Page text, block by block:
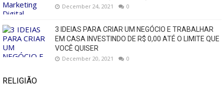
December 24, 2021 0
3 IDEIAS PARA CRIAR UM NEGÓCIO E TRABALHAR
EM CASA INVESTINDO DE R$ 0,00 ATÉ O LIMITE QUE
VOCÊ QUISER
December 20, 2021 0
RELIGIÃO